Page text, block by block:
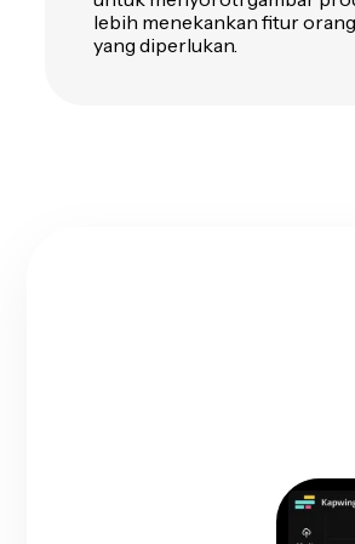
lebih menekankan fitur
yang diperlukan.